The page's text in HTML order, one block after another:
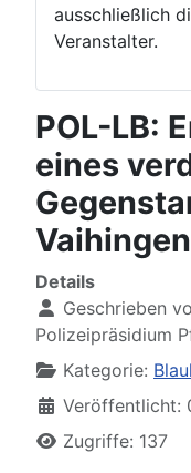
ausschließlich
Veranstalter.
POL-LB:
eines
Details
Geschrieben
Polizeipräsidium
Kategorie:
Veröffentlicht:
Zugriffe: 137